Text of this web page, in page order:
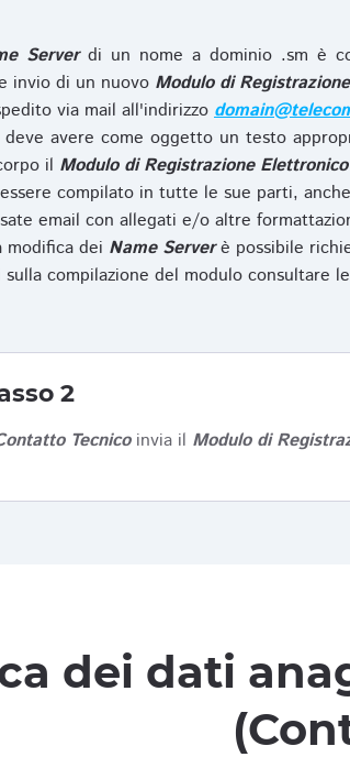
Serverdi un nome a dominio .sm è
invio di un nuovo Modulo di
via mail all'indirizzo
avere come oggetto un testo
il Modulo di Registrazione Elettronico
compilato in tutte le sue parti,
email con allegati e/o altre
modifica dei Name Serverè possibile
compilazione del modulo consultare
2
Tecnicoinvia il Modulo di
dei dati